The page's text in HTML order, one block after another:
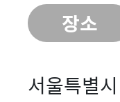
장소
서울특별